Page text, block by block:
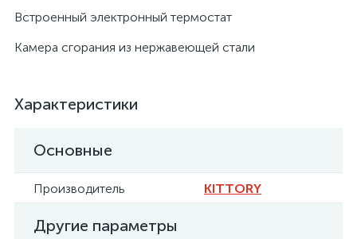
Встроенный электронный термостат
Камера сгорания из нержавеющей стали
Характеристики
Основные
Производитель KITTORY
Другие параметры